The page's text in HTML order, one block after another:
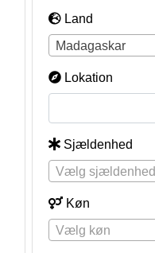
Land
Madagaskar
Lokation
Sjældenhed
Vælg sjældenhed
Køn
Vælg køn